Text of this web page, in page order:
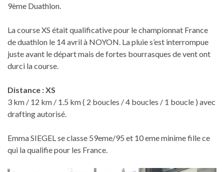
9ème Duathlon.
La course XS était qualificative pour le championnat France
de duathlon le 14 avril à NOYON. La pluie s’est interrompue
juste avant le départ mais de fortes bourrasques de vent ont
durci la course.
Distance : XS
3 km / 12 km / 1.5 km ( 2 boucles / 4 boucles / 1 boucle ) avec
drafting autorisé.
Emma SIEGEL se classe 59eme/95 et 10 eme minime fille ce
qui la qualifie pour les France.